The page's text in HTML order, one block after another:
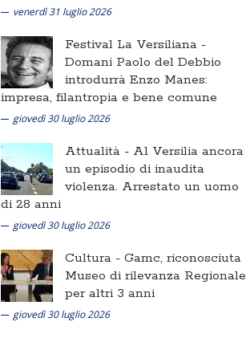
venerdì 31 luglio 2026
Festival La Versiliana -
Domani Paolo del Debbio
introdurrà Enzo Manes:
impresa, filantropia e bene comune
giovedì 30 luglio 2026
Attualità - Al Versilia ancora
un episodio di inaudita
violenza. Arrestato un uomo
di 28 anni
giovedì 30 luglio 2026
Cultura - Gamc, riconosciuta
Museo di rilevanza Regionale
per altri 3 anni
giovedì 30 luglio 2026